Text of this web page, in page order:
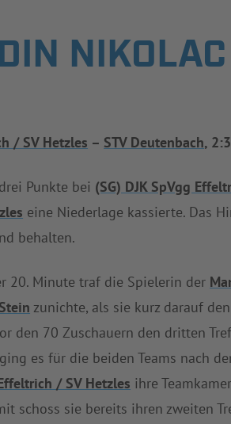
/ SV Hetzles – STV Deutenbach,
drei Punkte bei (SG) DJK SpVgg
eine Niederlage kassierte. Das
behalten.
20. Minute traf die Spielerin der
zunichte, als sie kurz darauf
den 70 Zuschauern den dritten
ging es für die beiden Teams nach
/ SV Hetzles ihre
schoss sie bereits ihren zweiten